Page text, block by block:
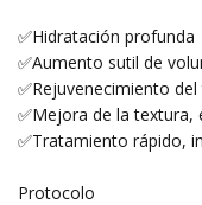
✅Hidratación profunda
✅Aumento sutil de
✅Rejuvenecimiento
✅Mejora de la textura,
✅Tratamiento rápido,
Protocolo